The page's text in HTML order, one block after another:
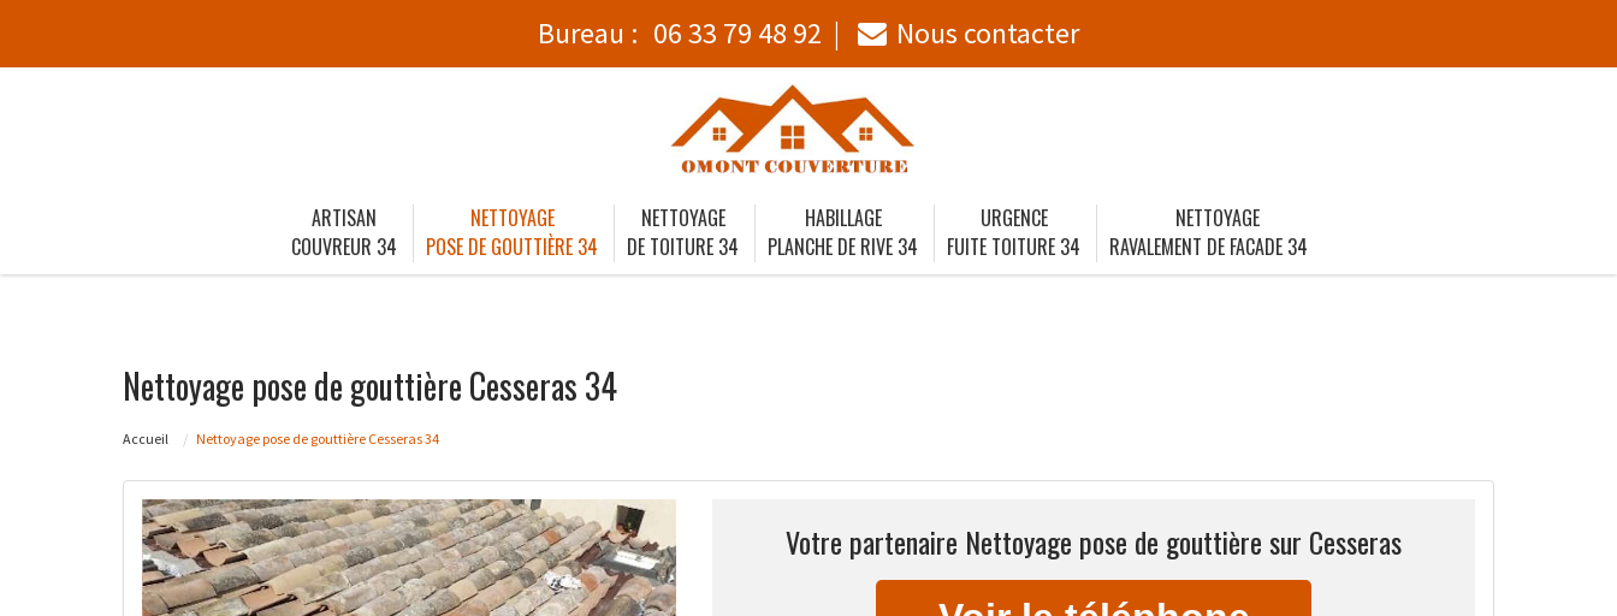
Bureau : 06 33 79 48 92 Nous contacter
ARTISAN
COUVREUR 34
NETTOYAGE
POSE DE GOUTTIÈRE 34
NETTOYAGE
DE TOITURE 34
HABILLAGE
PLANCHE DE RIVE 34
URGENCE
FUITE TOITURE 34
NETTOYAGE
RAVALEMENT DE FACADE 34
Nettoyage pose de gouttière Cesseras 34
Accueil Nettoyage pose de gouttière Cesseras 34
Votre partenaire Nettoyage pose de gouttière sur Cesseras